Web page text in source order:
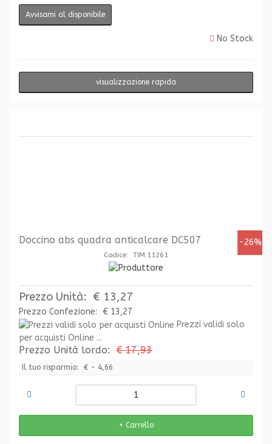
Avvisami al disponibile
No Stock
visualizzazione rapida
-26%
Doccino abs quadra anticalcare DC507
Codice: TIM.11261
Prezzo Unità: € 13,27
Prezzo Confezione:
€ 13,27
Prezzi validi solo
per acquisti Online ...
Prezzo Unità lordo: € 17,93
Il tuo risparmio: € - 4,66